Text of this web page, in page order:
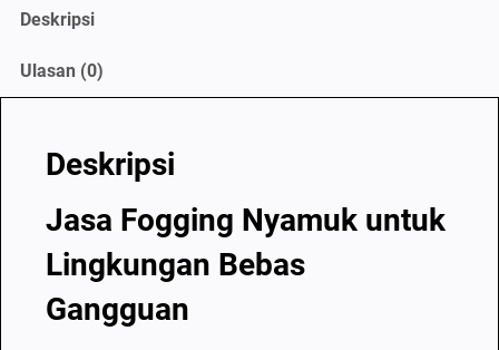
Deskripsi
Ulasan (0)
Deskripsi
Jasa Fogging Nyamuk untuk
Lingkungan Bebas
Gangguan